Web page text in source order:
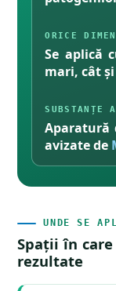
ORICE
Se aplică
mari, cât
SUBSTANȚE
Aparatură
avizate de
UNDE SE
Spații în
rezultate